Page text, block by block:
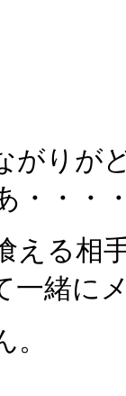
りが
・・・
える相
一緒に